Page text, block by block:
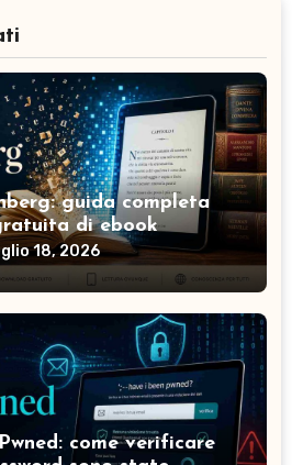
guida completa
di ebook
18, 2026
come verificare